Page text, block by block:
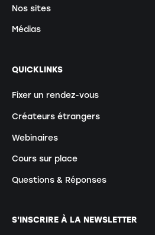
Nos sites
Médias
QUICKLINKS
Fixer un rendez-vous
Créateurs étrangers
Webinaires
Cours sur place
Questions & Réponses
S'INSCRIRE À LA NEWSLETTER